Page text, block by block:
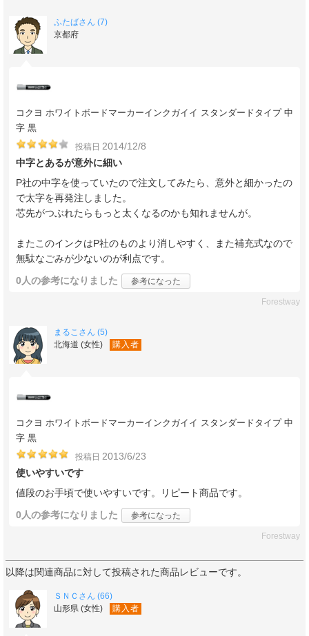
ふたばさん (7)
京都府
コクヨ ホワイトボードマーカーインクガイイ スタンダードタイプ 中
字 黒
投稿日 2014/12/8
中字とあるが意外に細い
P社の中字を使っていたので注文してみたら、意外と細かったの
で太字を再発注しました。
芯先がつぶれたらもっと太くなるのかも知れませんが。
またこのインクはP社のものより消しやすく、また補充式なので
無駄なごみが少ないのが利点です。
0人の参考になりました 参考になった
Forestway
まるこさん (5)
北海道 (女性)
購入者
コクヨ ホワイトボードマーカーインクガイイ スタンダードタイプ 中
字 黒
投稿日 2013/6/23
使いやすいです
値段のお手頃で使いやすいです。リピート商品です。
0人の参考になりました 参考になった
Forestway
以降は関連商品に対して投稿された商品レビューです。
ＳＮＣさん (66)
山形県 (女性)
購入者